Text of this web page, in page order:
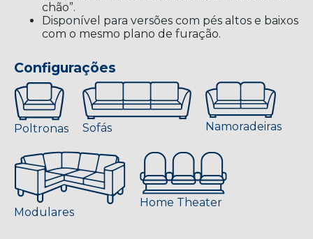
chão”.
Disponível para versões com pés altos e baixos
com o mesmo plano de furação.
Configurações
Poltronas Sofás Namoradeiras
Modulares
Home Theater